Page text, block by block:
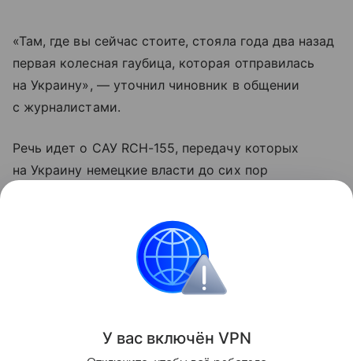
«Там, где вы сейчас стоите, стояла года два назад
первая колесная гаубица, которая отправилась
на Украину», — уточнил чиновник в общении
с журналистами.
Речь идет о САУ RCH-155, передачу которых
на Украину немецкие власти до сих пор
военные обучались в ФРГ обращению с ними.
Германия Украина
Поделиться
У вас включён VPN